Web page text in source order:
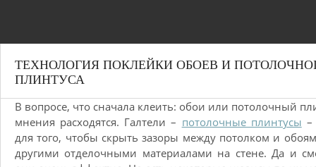
ТЕХНОЛОГИЯ ПОКЛЕЙКИ ОБОЕВ И
ПЛИНТУСА
В вопросе, что сначала клеить: обои или потолочный
мнения расходятся. Галтели – потолочные плинтусы
для того, чтобы скрыть зазоры между потолком и
другими отделочными материалами на стене. Да и